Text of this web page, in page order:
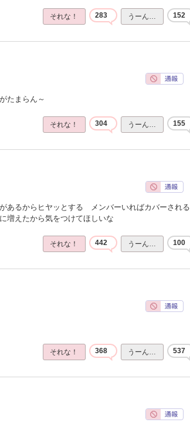
それな！ 283 うーん… 152
たまらん～
それな！ 304 うーん… 155
あるからヒヤッとする メンバーいればカバーされる
増えたから気をつけてほしいな
それな！ 442 うーん… 100
それな！ 368 うーん… 537